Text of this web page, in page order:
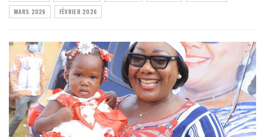
MARS 2026
FÉVRIER 2026